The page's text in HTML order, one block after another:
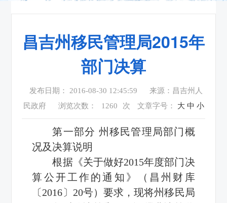
昌吉州移民管理局2015年
部门决算
发布日期： 2016-08-30 12:45:59
来源：昌吉州人
民政府
浏览次数： 1260 次 文章字号： 大 中 小
第一部分 州移民管理局部门概
况及决算说明
根据《关于做好2015年度部门决
算公开工作的通知》（昌州财库
〔2016〕20号）要求，现将州移民局